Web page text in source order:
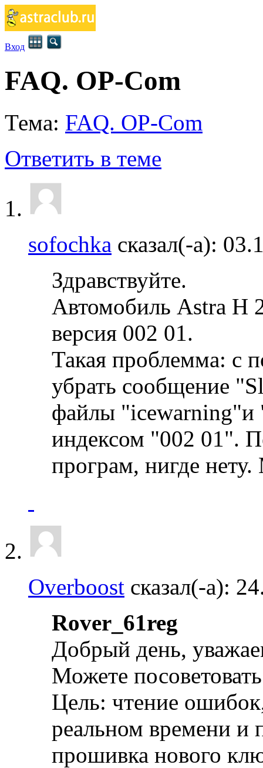
Вход
FAQ. OP-Com
Тема: FAQ. OP-Com
Ответить в теме
sofochka сказал(-а):
Здравствуйте.
Автомобиль Astra H
версия 002 01.
Такая проблемма:
убрать сообщение
файлы "icewarning"и
индексом "002 01".
програм, нигде
Overboost сказал(-а):
Rover_61reg
Добрый день,
Можете
Цель: чтение
реальном времени и
прошивка нового